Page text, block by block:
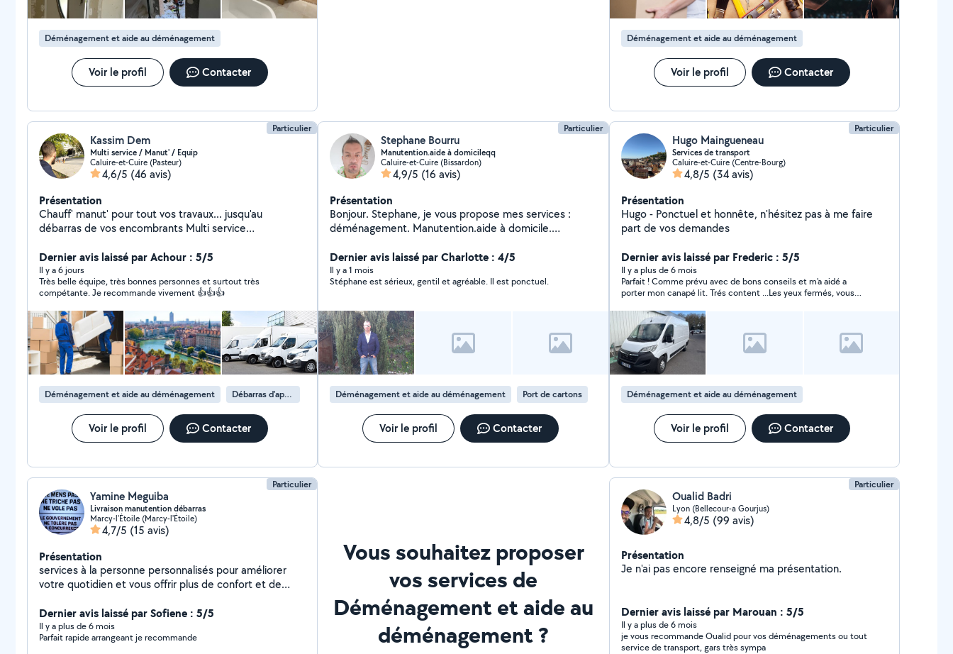
Déménagement et aide au déménagement
Voir le profil Contacter
Déménagement et aide au déménagement
Voir le profil Contacter
Particulier
Kassim Dem
Multi service / Manut' / Equip
Caluire-et-Cuire (Pasteur)
4,6/5 (46 avis)
Présentation
Chauff' manut' pour tout vos travaux... jusqu'au
débarras de vos encombrants Multi service
respectueux et à l'écoute du client.
Dernier avis laissé par Achour : 5/5
Il y a 6 jours
Très belle équipe, très bonnes personnes et surtout très
compétante. Je recommande vivement 👍👍👍
Déménagement et aide au déménagement Débarras d'appartement
Voir le profil Contacter
Particulier
Stephane Bourru
Manutention.aide à domicileqq
Caluire-et-Cuire (Bissardon)
4,9/5 (16 avis)
Présentation
Bonjour. Stephane, je vous propose mes services :
déménagement. Manutention.aide à domicile.
rapidement , j habite caluire et je me déplace en
voiture ou vélo pour intervention Lyon. Je suis sérieux ,
efficace.. Au plaisir. Et à bientôt. Stephane
Dernier avis laissé par Charlotte : 4/5
Il y a 1 mois
Stéphane est sérieux, gentil et agréable. Il est ponctuel.
Déménagement et aide au déménagement Port de cartons
Voir le profil Contacter
Particulier
Hugo Maingueneau
Services de transport
Caluire-et-Cuire (Centre-Bourg)
4,8/5 (34 avis)
Présentation
Hugo - Ponctuel et honnête, n'hésitez pas à me faire
part de vos demandes
Dernier avis laissé par Frederic : 5/5
Il y a plus de 6 mois
Parfait ! Comme prévu avec de bons conseils et m'a aidé a
porter mon canapé lit. Trés content ...Les yeux fermés, vous
Déménagement et aide au déménagement
Voir le profil Contacter
Particulier
Yamine Meguiba
Livraison manutention débarras
Marcy-l'Étoile (Marcy-l'Étoile)
4,7/5 (15 avis)
Présentation
services à la personne personnalisés pour améliorer
votre quotidien et vous offrir plus de confort et de
manutention ect...
Dernier avis laissé par Sofiene : 5/5
Il y a plus de 6 mois
Parfait rapide arrangeant je recommande
Vous souhaitez proposer
vos services de
Déménagement et aide au
déménagement ?
Particulier
Oualid Badri
Lyon (Bellecour-a Gourjus)
4,8/5 (99 avis)
Présentation
Je n'ai pas encore renseigné ma présentation.
Dernier avis laissé par Marouan : 5/5
Il y a plus de 6 mois
je vous recommande Oualid pour vos déménagements ou tout
service de transport, gars très sympa